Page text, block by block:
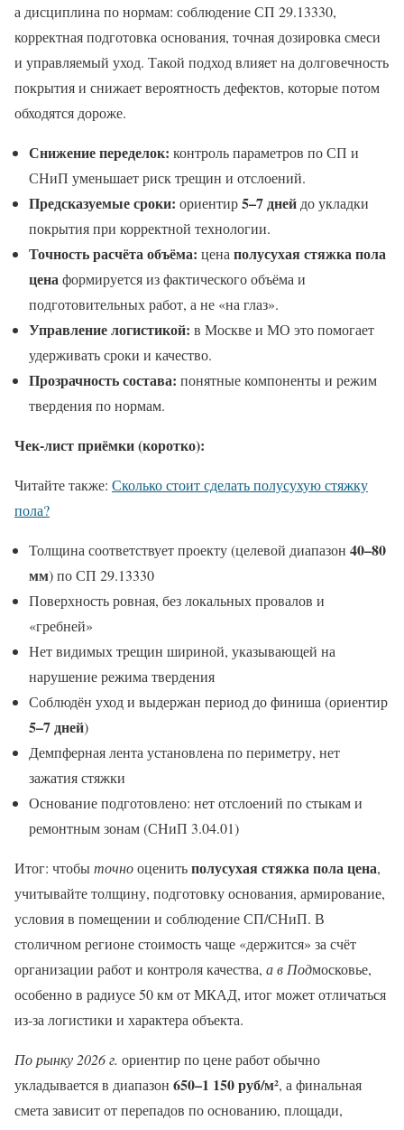
а дисциплина по нормам: соблюдение СП 29.13330,
корректная подготовка основания, точная дозировка смеси
и управляемый уход. Такой подход влияет на долговечность
покрытия и снижает вероятность дефектов, которые потом
обходятся дороже.
Снижение переделок: контроль параметров по СП и
СНиП уменьшает риск трещин и отслоений.
Предсказуемые сроки: ориентир5–7 дней до укладки
покрытия при корректной технологии.
Точность расчёта объёма: цена полусухая стяжка пола
ценаформируется из фактического объёма и
подготовительных работ, а не «на глаз».
Управление логистикой: в Москве и МО это помогает
удерживать сроки и качество.
Прозрачность состава: понятные компоненты и режим
твердения по нормам.
Чек‑лист приёмки (коротко):
Читайте также: Сколько стоит сделать полусухую стяжку
пола?
Толщина соответствует проекту (целевой диапазон 40–80
мм) по СП 29.13330
Поверхность ровная, без локальных провалов и
«гребней»
Нет видимых трещин шириной, указывающей на
нарушение режима твердения
Соблюдён уход и выдержан период до финиша (ориентир
5–7 дней)
Демпферная лента установлена по периметру, нет
зажатия стяжки
Основание подготовлено: нет отслоений по стыкам и
ремонтным зонам (СНиП 3.04.01)
Итог: чтобыточнооценитьполусухая стяжка пола цена,
учитывайте толщину, подготовку основания, армирование,
условия в помещении и соблюдение СП/СНиП. В
столичном регионе стоимость чаще «держится» за счёт
организации работ и контроля качества, а в Подмосковье,
особенно в радиусе 50 км от МКАД, итог может отличаться
из‑за логистики и характера объекта.
По рынку 2026 г. ориентир по цене работ обычно
укладывается в диапазон 650–1 150 руб/м², а финальная
смета зависит от перепадов по основанию, площади,